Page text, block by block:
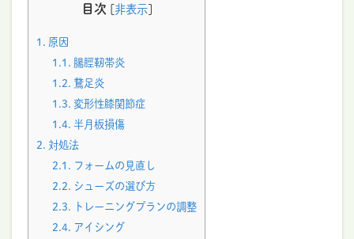
目次 [非表示]
1. 原因
1.1. 腸脛靭帯炎
1.2. 鵞足炎
1.3. 変形性膝関節症
1.4. 半月板損傷
2. 対処法
2.1. フォームの見直し
2.2. シューズの選び方
2.3. トレーニングプランの調整
2.4. アイシング